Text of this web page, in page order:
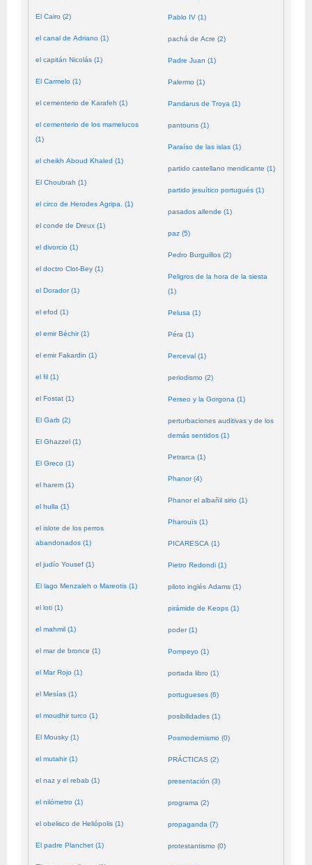
El Cairo (2)
el canal de Adriano (1)
el capitán Nicolás (1)
El Carmelo (1)
el cementerio de Karafeh (1)
el cementerio de los mamelucos
(1)
el cheikh Aboud Khaled (1)
El Choubrah (1)
el circo de Herodes Agripa. (1)
el conde de Dreux (1)
el divorcio (1)
el doctro Clot-Bey (1)
el Dorador (1)
el efod (1)
el emir Béchir (1)
el emir Fakardin (1)
el fil (1)
el Fostat (1)
El Garb (2)
El Ghazzel (1)
El Greco (1)
el harem (1)
el hulla (1)
el islote de los perros
abandonados (1)
el judío Yousef (1)
El lago Menzaleh o Mareotis (1)
el loti (1)
el mahmil (1)
el mar de bronce (1)
el Mar Rojo (1)
el Mesías (1)
el moudhir turco (1)
El Mousky (1)
el mutahir (1)
el naz y el rebab (1)
el nilómetro (1)
el obelisco de Heliópolis (1)
El padre Planchet (1)
Pablo IV (1)
pachá de Acre (2)
Padre Juan (1)
Palermo (1)
Pandarus de Troya (1)
pantouns (1)
Paraíso de las islas (1)
partido castellano mendicante (1)
partido jesuítico portugués (1)
pasados allende (1)
paz (5)
Pedro Burguillos (2)
Peligros de la hora de la siesta
(1)
Pelusa (1)
Péra (1)
Perceval (1)
periodismo (2)
Perseo y la Gorgona (1)
perturbaciones auditivas y de los
demás sentidos (1)
Petrarca (1)
Phanor (4)
Phanor el albañil sirio (1)
Pharouïs (1)
PICARESCA (1)
Pietro Redondi (1)
piloto inglés Adams (1)
pirámide de Keops (1)
poder (1)
Pompeyo (1)
portada libro (1)
portugueses (6)
posibilidades (1)
Posmodernismo (0)
PRÁCTICAS (2)
presentación (3)
programa (2)
propaganda (7)
protestantismo (0)